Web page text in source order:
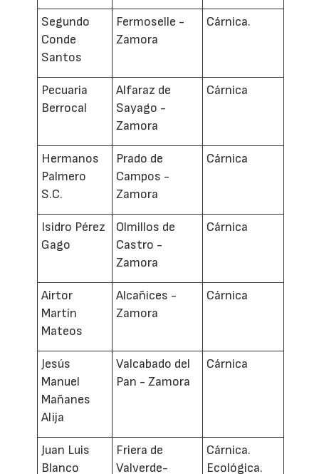
Segundo
Conde
Santos
Fermoselle -
Zamora
Cárnica.
Pecuaria
Berrocal
Alfaraz de
Sayago -
Zamora
Cárnica
Hermanos
Palmero
S.C.
Prado de
Campos -
Zamora
Cárnica
Isidro Pérez
Gago
Olmillos de
Castro -
Zamora
Cárnica
Airtor
Martín
Mateos
Alcañices -
Zamora
Cárnica
Jesús
Manuel
Mañanes
Alija
Valcabado del
Pan - Zamora
Cárnica
Juan Luis
Blanco
Friera de
Valverde-
Cárnica.
Ecológica.